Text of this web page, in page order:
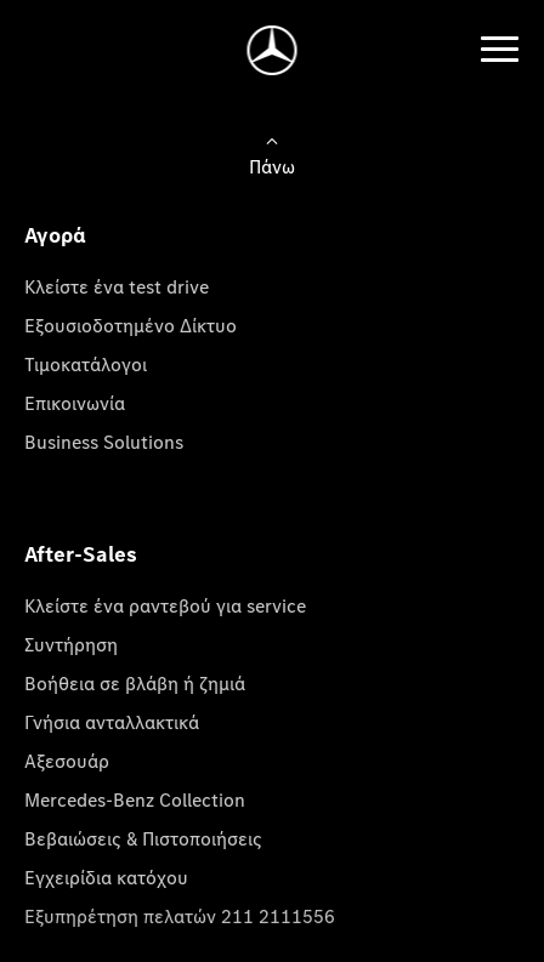
Πάνω
Αγορά
Κλείστε ένα test drive
Εξουσιοδοτημένο Δίκτυο
Τιμοκατάλογοι
Επικοινωνία
Business Solutions
After-Sales
Κλείστε ένα ραντεβού για service
Συντήρηση
Βοήθεια σε βλάβη ή ζημιά
Γνήσια ανταλλακτικά
Αξεσουάρ
Mercedes-Benz Collection
Βεβαιώσεις & Πιστοποιήσεις
Εγχειρίδια κατόχου
Εξυπηρέτηση πελατών 211 2111556